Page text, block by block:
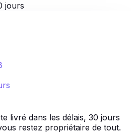
jours
livré dans les délais, 30 jours
restez propriétaire de tout.